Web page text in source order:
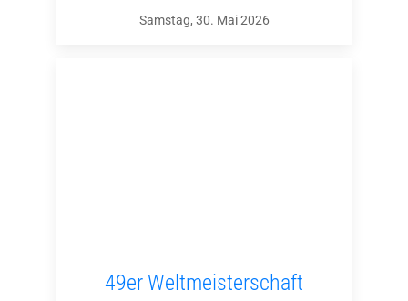
Samstag, 30. Mai 2026
49er Weltmeisterschaft